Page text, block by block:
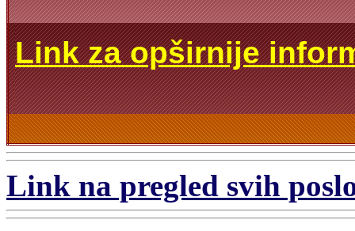
Link za opširnije
Link na pregled svih